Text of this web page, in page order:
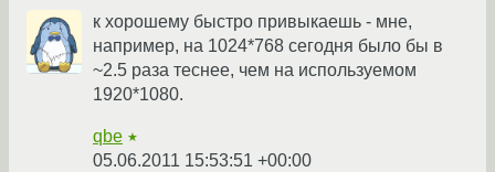
к хорошему быстро привыкаешь - мне,
например, на 1024*768 сегодня было бы в
~2.5 раза теснее, чем на используемом
1920*1080.
qbe ★
05.06.2011 15:53:51 +00:00